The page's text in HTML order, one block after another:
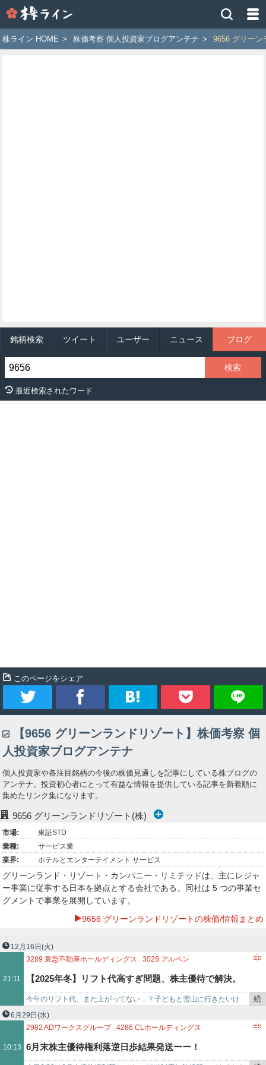
イ
ン
株ライン HOME > 株価考察 個人投資家ブログアンテナ > 9656 グリーン
銘柄検索 ツイート ユーザー ニュース ブログ
最近検索されたワード
このページをシェア
イ
ー
ト
ェ
ア
ク
マ
ー
ク
【9656 グリーンランドリゾート】株価考察 個
人投資家ブログアンテナ
個人投資家や各注目銘柄の今後の株価見通しを記事にしている株ブログの
アンテナ。投資初心者にとって有益な情報を提供している記事を新着順に
集めたリンク集になります。
9656 グリーンランドリゾート(株)
市場:
東証STD
業種:
サービス業
業界:
ホテルとエンターテイメント サービス
グリーンランド・リゾート・カンパニー・リミテッドは、主にレジャ
ー事業に従事する日本を拠点とする会社である。同社は 5 つの事業セ
グメントで事業を展開しています。
9656 グリーンランドリゾートの株価/情報まとめ
12月16日 (火)
21:11
3289 東急不動産ホールディングス 3028 アルペン
9656
グリーンランドリゾート 6040日本スキー場開発
【2025年冬】リフト代高すぎ問題、株主優待で解決。
プロが狙う「本命の1銘柄」と「待ちの3銘柄」徹底分析
今年のリフト代、また上がってない…？子どもと雪山に行きたいけ
ど、家族全員分だと数万円飛ぶんだけど（泣） 冬のレジャーシーズン
到来。子…
続
を
6月29日 (水)
10:13
2982 ADワークスグループ 4286 CLホールディングス
ウィルズ 9656
グリーンランドリゾート
3675
クロス・マーケティンググループ 3140
6月末株主優待権利落逆日歩結果発送ーー！